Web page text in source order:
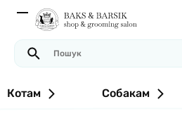
Котам Собакам